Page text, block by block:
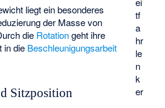
tf
a
hr
le
n
k
er
liegt ein besonderes
der Masse von
die Rotationgeht ihre
in die Beschleunigungsarbeit
Sitzposition